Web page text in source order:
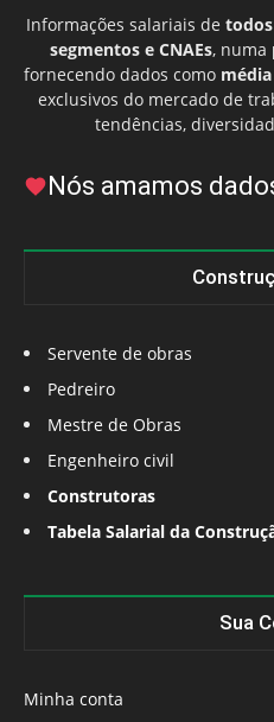
Informações salariais de todos
segmentos e CNAEs, numa
fornecendo dados como
exclusivos do mercado de
tendências,
Nós amamos
Servente de obras
Pedreiro
Mestre de Obras
Engenheiro civil
Construtoras
Tabela Salarial da
Sua
Minha conta